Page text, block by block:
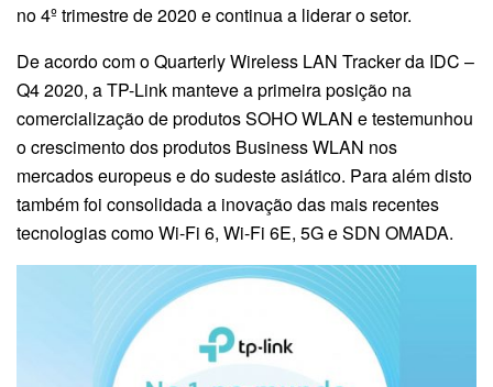
no 4º trimestre de 2020 e continua a liderar o setor.
De acordo com o Quarterly Wireless LAN Tracker da IDC –
Q4 2020, a TP-Link manteve a primeira posição na
comercialização de produtos SOHO WLAN e testemunhou
o crescimento dos produtos Business WLAN nos
mercados europeus e do sudeste asiático. Para além disto
também foi consolidada a inovação das mais recentes
tecnologias como Wi-Fi 6, Wi-Fi 6E, 5G e SDN OMADA.